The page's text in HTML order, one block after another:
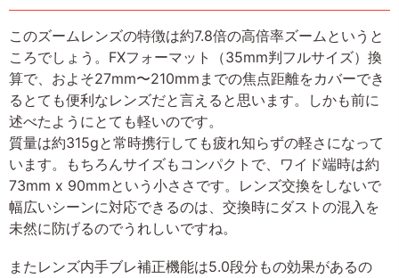
このズームレンズの特徴は約7.8倍の高倍率ズームというと
ころでしょう。FXフォーマット（35mm判フルサイズ）換
算で、およそ27mm〜210mmまでの焦点距離をカバーでき
るとても便利なレンズだと言えると思います。しかも前に
述べたようにとても軽いのです。
質量は約315gと常時携行しても疲れ知らずの軽さになって
います。もちろんサイズもコンパクトで、ワイド端時は約
73mm x 90mmという小ささです。レンズ交換をしないで
幅広いシーンに対応できるのは、交換時にダストの混入を
未然に防げるのでうれしいですね。
またレンズ内手ブレ補正機能は5.0段分もの効果があるの